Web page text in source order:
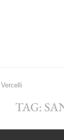
TAG: